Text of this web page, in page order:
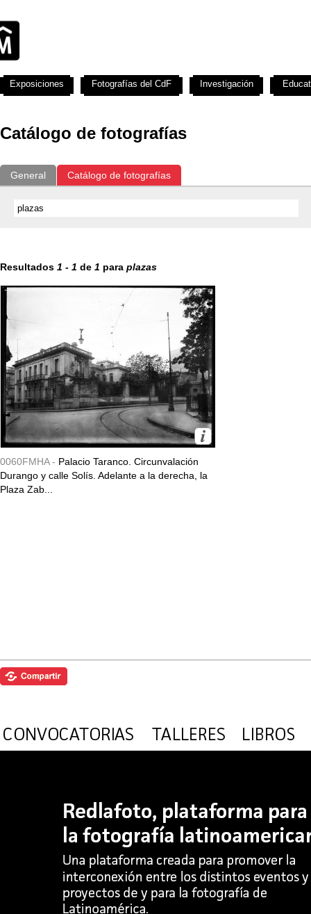
Catálogo de fotografías
General Catálogo de fotografías
Resultados 1 - 1 de 1 para plazas
0060FMHA - Palacio Taranco. Circunvalación
Durango y calle Solís. Adelante a la derecha, la
Plaza Zab...
Exposiciones Fotografías del CdF Investigación